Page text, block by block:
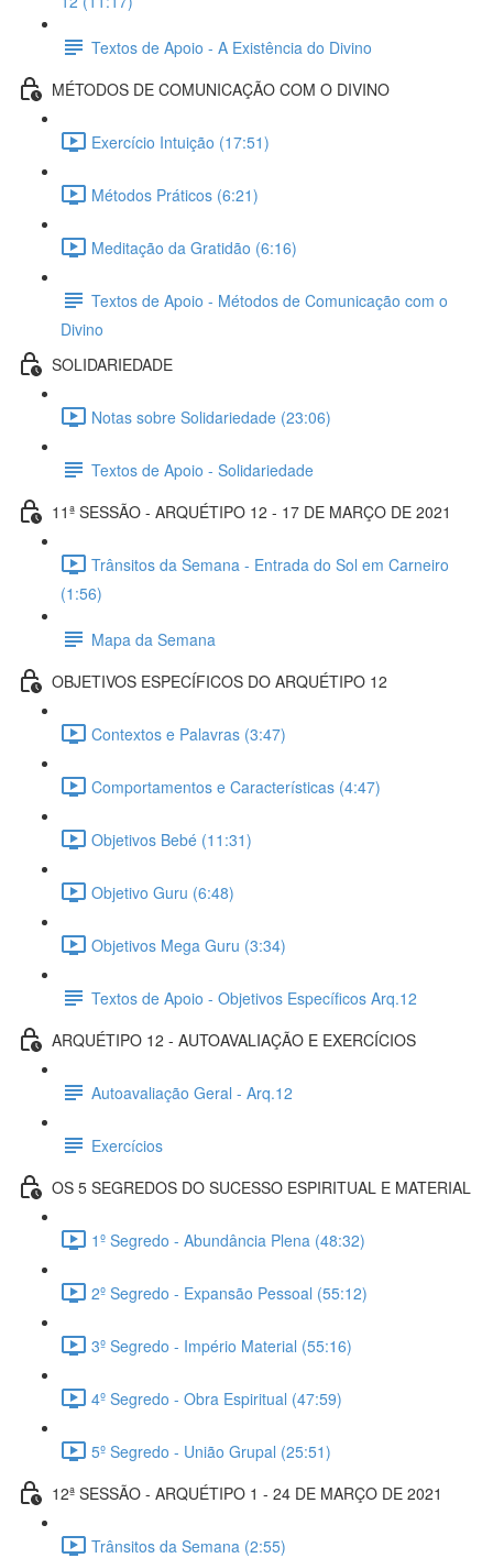
Textos de Apoio - A Existência do Divino
MÉTODOS DE COMUNICAÇÃO COM O DIVINO
Exercício Intuição (17:51)
Métodos Práticos (6:21)
Meditação da Gratidão (6:16)
Textos de Apoio - Métodos de Comunicação com o
Divino
SOLIDARIEDADE
Notas sobre Solidariedade (23:06)
Textos de Apoio - Solidariedade
11ª SESSÃO - ARQUÉTIPO 12 - 17 DE MARÇO DE 2021
Trânsitos da Semana - Entrada do Sol em Carneiro
(1:56)
Mapa da Semana
OBJETIVOS ESPECÍFICOS DO ARQUÉTIPO 12
Contextos e Palavras (3:47)
Comportamentos e Características (4:47)
Objetivos Bebé (11:31)
Objetivo Guru (6:48)
Objetivos Mega Guru (3:34)
Textos de Apoio - Objetivos Específicos Arq.12
ARQUÉTIPO 12 - AUTOAVALIAÇÃO E EXERCÍCIOS
Autoavaliação Geral - Arq.12
Exercícios
OS 5 SEGREDOS DO SUCESSO ESPIRITUAL E MATERIAL
1º Segredo - Abundância Plena (48:32)
2º Segredo - Expansão Pessoal (55:12)
3º Segredo - Império Material (55:16)
4º Segredo - Obra Espiritual (47:59)
5º Segredo - União Grupal (25:51)
12ª SESSÃO - ARQUÉTIPO 1 - 24 DE MARÇO DE 2021
Trânsitos da Semana (2:55)